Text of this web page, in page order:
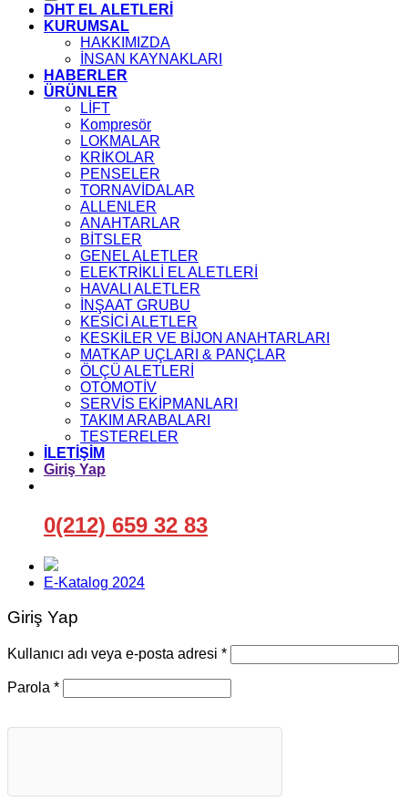
DHT EL ALETLERİ
KURUMSAL
HAKKIMIZDA
İNSAN KAYNAKLARI
HABERLER
ÜRÜNLER
LİFT
Kompresör
LOKMALAR
KRİKOLAR
PENSELER
TORNAVİDALAR
ALLENLER
ANAHTARLAR
BİTSLER
GENEL ALETLER
ELEKTRİKLİ EL ALETLERİ
HAVALI ALETLER
İNŞAAT GRUBU
KESİCİ ALETLER
KESKİLER VE BİJON ANAHTARLARI
MATKAP UÇLARI & PANÇLAR
ÖLÇÜ ALETLERİ
OTOMOTİV
SERVİS EKİPMANLARI
TAKIM ARABALARI
TESTERELER
İLETİŞİM
Giriş Yap
0(212) 659 32 83
E-Katalog 2024
Giriş Yap
Kullanıcı adı veya e-posta adresi *Gerekli
Parola *Gerekli